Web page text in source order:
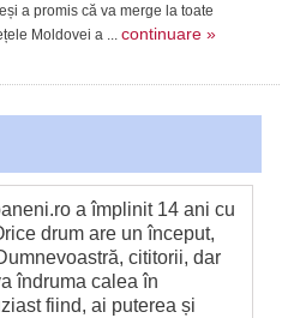
a promis că va merge la toate
Moldovei a ... continuare »
a împlinit 14 ani cu
drum are un început,
cititorii, dar
îndruma calea în
fiind, ai puterea și